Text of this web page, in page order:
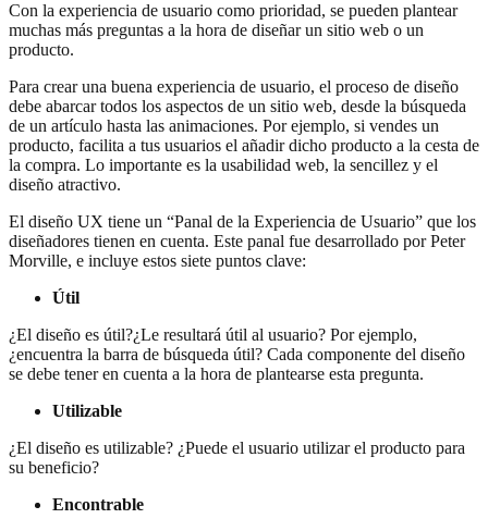
Con la experiencia de usuario como prioridad, se pueden plantear
muchas más preguntas a la hora de diseñar un sitio web o un
producto.
Para crear una buena experiencia de usuario, el proceso de diseño
debe abarcar todos los aspectos de un sitio web, desde la búsqueda
de un artículo hasta las animaciones. Por ejemplo, si vendes un
producto, facilita a tus usuarios el añadir dicho producto a la cesta de
la compra. Lo importante es la usabilidad web, la sencillez y el
diseño atractivo.
El diseño UX tiene un “Panal de la Experiencia de Usuario” que los
diseñadores tienen en cuenta. Este panal fue desarrollado por Peter
Morville, e incluye estos siete puntos clave:
Útil
¿El diseño es útil?¿Le resultará útil al usuario? Por ejemplo,
¿encuentra la barra de búsqueda útil? Cada componente del diseño
se debe tener en cuenta a la hora de plantearse esta pregunta.
Utilizable
¿El diseño es utilizable? ¿Puede el usuario utilizar el producto para
su beneficio?
Encontrable